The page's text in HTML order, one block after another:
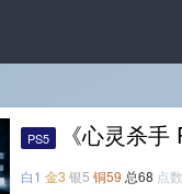
PS5 《心灵杀
白1 金3 银5 铜59 总68 点